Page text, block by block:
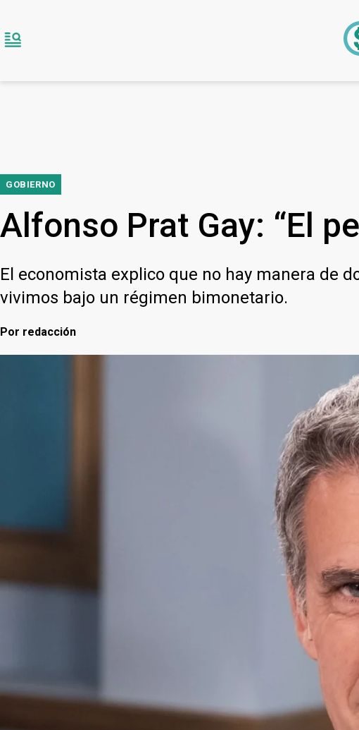
GOBIERNO
Alfonso Prat Gay: “El
El economista explico que no hay manera de
vivimos bajo un régimen bimonetario.
Por redacción